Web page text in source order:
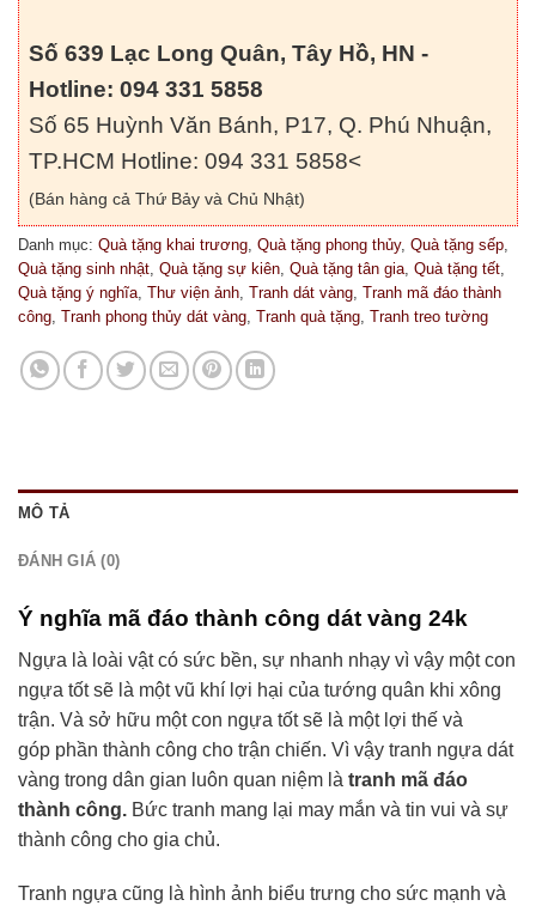
Số 639 Lạc Long Quân, Tây Hồ, HN -
Hotline: 094 331 5858
Số 65 Huỳnh Văn Bánh, P17, Q. Phú Nhuận,
TP.HCM Hotline: 094 331 5858<
(Bán hàng cả Thứ Bảy và Chủ Nhật)
Danh mục: Quà tặng khai trương, Quà tặng phong thủy, Quà tặng sếp,
Quà tặng sinh nhật, Quà tặng sự kiên, Quà tặng tân gia, Quà tặng tết,
Quà tặng ý nghĩa, Thư viện ảnh, Tranh dát vàng, Tranh mã đáo thành
công, Tranh phong thủy dát vàng, Tranh quà tặng, Tranh treo tường
MÔ TẢ
ĐÁNH GIÁ (0)
Ý nghĩa mã đáo thành công dát vàng 24k
Ngựa là loài vật có sức bền, sự nhanh nhạy vì vậy một con
ngựa tốt sẽ là một vũ khí lợi hại của tướng quân khi xông
trận. Và sở hữu một con ngựa tốt sẽ là một lợi thế và
góp phần thành công cho trận chiến. Vì vậy tranh ngựa dát
vàng trong dân gian luôn quan niệm là tranh mã đáo
thành công. Bức tranh mang lại may mắn và tin vui và sự
thành công cho gia chủ.
Tranh ngựa cũng là hình ảnh biểu trưng cho sức mạnh và